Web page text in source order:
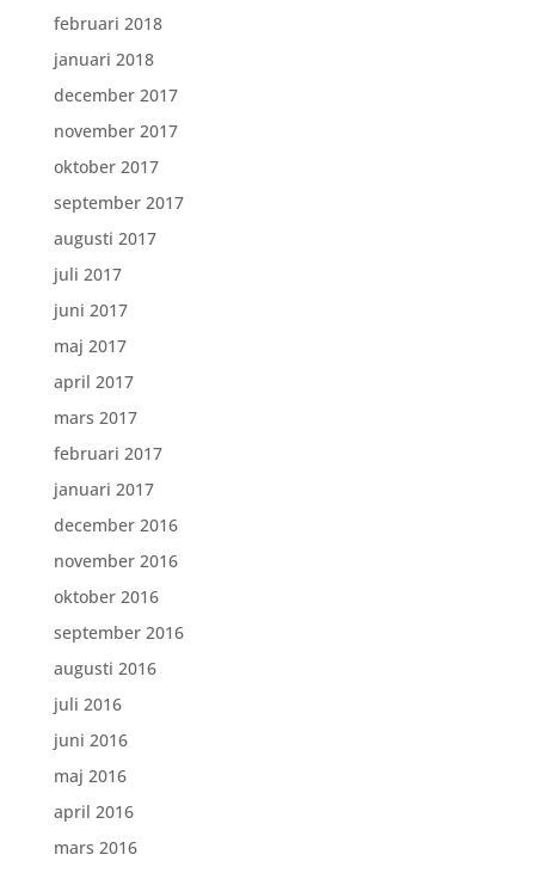
februari 2018
januari 2018
december 2017
november 2017
oktober 2017
september 2017
augusti 2017
juli 2017
juni 2017
maj 2017
april 2017
mars 2017
februari 2017
januari 2017
december 2016
november 2016
oktober 2016
september 2016
augusti 2016
juli 2016
juni 2016
maj 2016
april 2016
mars 2016